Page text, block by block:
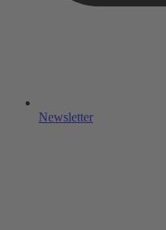
Newsletter